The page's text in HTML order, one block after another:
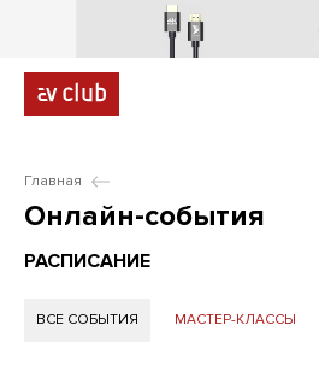
Главная
Онлайн-события
РАСПИСАНИЕ
ВСЕ СОБЫТИЯ МАСТЕР-КЛАССЫ